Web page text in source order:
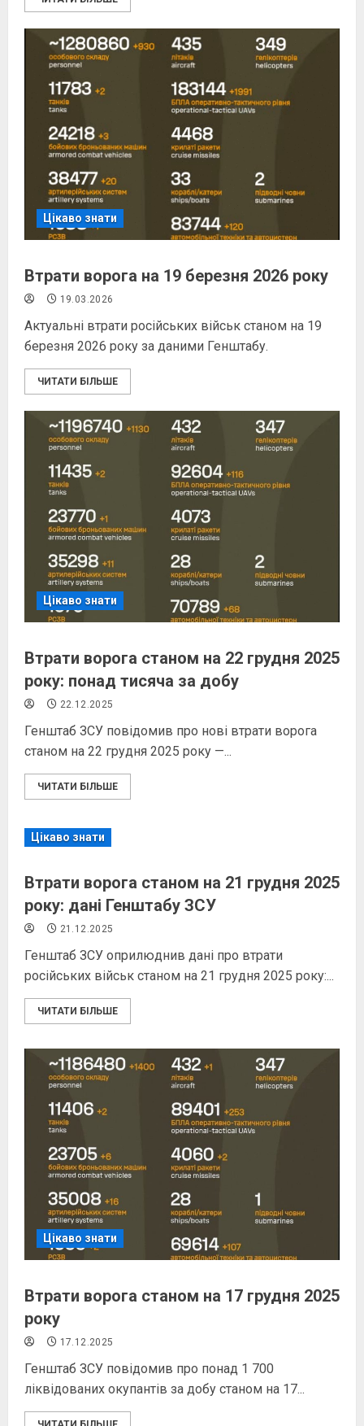
Цікаво знати
Втрати ворога на 19 березня 2026 року
19.03.2026
Актуальні втрати російських військ станом на 19
березня 2026 року за даними Генштабу.
ЧИТАТИ БІЛЬШЕ
Цікаво знати
Втрати ворога станом на 22 грудня 2025
року: понад тисяча за добу
22.12.2025
Генштаб ЗСУ повідомив про нові втрати ворога
станом на 22 грудня 2025 року —...
ЧИТАТИ БІЛЬШЕ
Цікаво знати
Втрати ворога станом на 21 грудня 2025
року: дані Генштабу ЗСУ
21.12.2025
Генштаб ЗСУ оприлюднив дані про втрати
російських військ станом на 21 грудня 2025 року:...
ЧИТАТИ БІЛЬШЕ
Цікаво знати
Втрати ворога станом на 17 грудня 2025
року
17.12.2025
Генштаб ЗСУ повідомив про понад 1 700
ліквідованих окупантів за добу станом на 17...